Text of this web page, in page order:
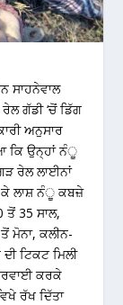
ਸਾਹਨੇਵਾਲ
ਗੱਡੀ ‘ਚੋਂ ਡਿੱਗ
ਅਨੁਸਾਰ
ਕਿ ਉਨ੍ਹਾਂ ਨੰੂ
ਰੇਲ ਲਾਈਨਾਂ
ਕੇ ਲਾਸ਼ ਨੰੂ ਕਬਜ਼ੇ
35 ਸਾਲ,
ਮੋਨਾ, ਕਲੀਨ-
ਟਿਕਟ ਮਿਲੀ
ਕਰਕੇ
ਰੱਖ ਦਿੱਤਾ